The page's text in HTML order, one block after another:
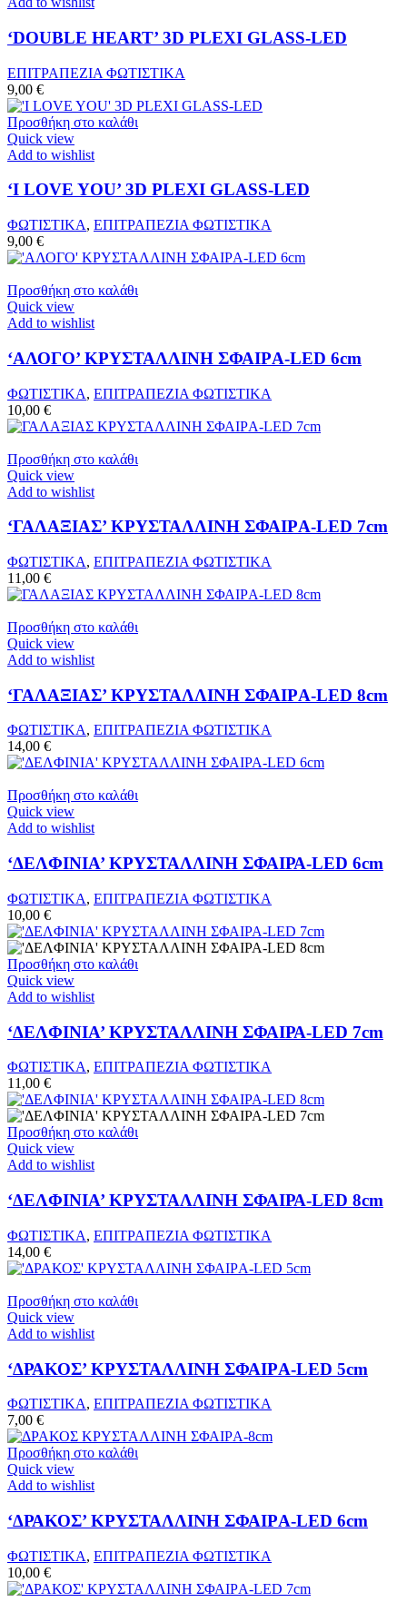
‘DOUBLE HEART’ 3D PLEXI GLASS-LED
ΕΠΙΤΡΑΠΕΖΙΑ ΦΩΤΙΣΤΙΚΑ
9,00 €
Προσθήκη στο καλάθι
Quick view
Add to wishlist
‘I LOVE YOU’ 3D PLEXI GLASS-LED
ΦΩΤΙΣΤΙΚΑ, ΕΠΙΤΡΑΠΕΖΙΑ ΦΩΤΙΣΤΙΚΑ
9,00 €
Προσθήκη στο καλάθι
Quick view
Add to wishlist
‘ΑΛΟΓΟ’ ΚΡΥΣΤΑΛΛΙΝH ΣΦΑΙΡA-LED 6cm
ΦΩΤΙΣΤΙΚΑ, ΕΠΙΤΡΑΠΕΖΙΑ ΦΩΤΙΣΤΙΚΑ
10,00 €
Προσθήκη στο καλάθι
Quick view
Add to wishlist
‘ΓΑΛΑΞΙΑΣ’ ΚΡΥΣΤΑΛΛΙΝH ΣΦΑΙΡA-LED 7cm
ΦΩΤΙΣΤΙΚΑ, ΕΠΙΤΡΑΠΕΖΙΑ ΦΩΤΙΣΤΙΚΑ
11,00 €
Προσθήκη στο καλάθι
Quick view
Add to wishlist
‘ΓΑΛΑΞΙΑΣ’ ΚΡΥΣΤΑΛΛΙΝH ΣΦΑΙΡA-LED 8cm
ΦΩΤΙΣΤΙΚΑ, ΕΠΙΤΡΑΠΕΖΙΑ ΦΩΤΙΣΤΙΚΑ
14,00 €
Προσθήκη στο καλάθι
Quick view
Add to wishlist
‘ΔΕΛΦΙΝΙΑ’ ΚΡΥΣΤΑΛΛΙΝΗ ΣΦΑΙΡΑ-LED 6cm
ΦΩΤΙΣΤΙΚΑ, ΕΠΙΤΡΑΠΕΖΙΑ ΦΩΤΙΣΤΙΚΑ
10,00 €
Προσθήκη στο καλάθι
Quick view
Add to wishlist
‘ΔΕΛΦΙΝΙΑ’ ΚΡΥΣΤΑΛΛΙΝΗ ΣΦΑΙΡΑ-LED 7cm
ΦΩΤΙΣΤΙΚΑ, ΕΠΙΤΡΑΠΕΖΙΑ ΦΩΤΙΣΤΙΚΑ
11,00 €
Προσθήκη στο καλάθι
Quick view
Add to wishlist
‘ΔΕΛΦΙΝΙΑ’ ΚΡΥΣΤΑΛΛΙΝΗ ΣΦΑΙΡΑ-LED 8cm
ΦΩΤΙΣΤΙΚΑ, ΕΠΙΤΡΑΠΕΖΙΑ ΦΩΤΙΣΤΙΚΑ
14,00 €
Προσθήκη στο καλάθι
Quick view
Add to wishlist
‘ΔΡΑΚΟΣ’ ΚΡΥΣΤΑΛΛΙΝH ΣΦΑΙΡA-LED 5cm
ΦΩΤΙΣΤΙΚΑ, ΕΠΙΤΡΑΠΕΖΙΑ ΦΩΤΙΣΤΙΚΑ
7,00 €
Προσθήκη στο καλάθι
Quick view
Add to wishlist
‘ΔΡΑΚΟΣ’ ΚΡΥΣΤΑΛΛΙΝH ΣΦΑΙΡA-LED 6cm
ΦΩΤΙΣΤΙΚΑ, ΕΠΙΤΡΑΠΕΖΙΑ ΦΩΤΙΣΤΙΚΑ
10,00 €